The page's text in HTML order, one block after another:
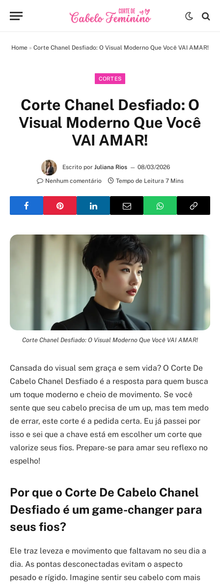
Home » Corte Chanel Desfiado: O Visual Moderno Que Você VAI AMAR!
CORTES
Corte Chanel Desfiado: O
Visual Moderno Que Você
VAI AMAR!
Escrito por Juliana Rios
08/03/2026
Nenhum comentário
Tempo de Leitura 7 Mins
Corte Chanel Desfiado: O Visual Moderno Que Você VAI AMAR!
Cansada do visual sem graça e sem vida? O Corte De
Cabelo Chanel Desfiado é a resposta para quem busca
um toque moderno e cheio de movimento. Se você
sente que seu cabelo precisa de um up, mas tem medo
de errar, este corte é a pedida certa. Eu já passei por
isso e sei que a chave está em escolher um corte que
valorize seus fios. Prepare-se para amar seu reflexo no
espelho!
Por que o Corte De Cabelo Chanel
Desfiado é um game-changer para
seus fios?
Ele traz leveza e movimento que faltavam no seu dia a
dia. As pontas desconectadas evitam o aspecto
pesado e rígido. Imagine sentir seu cabelo com mais